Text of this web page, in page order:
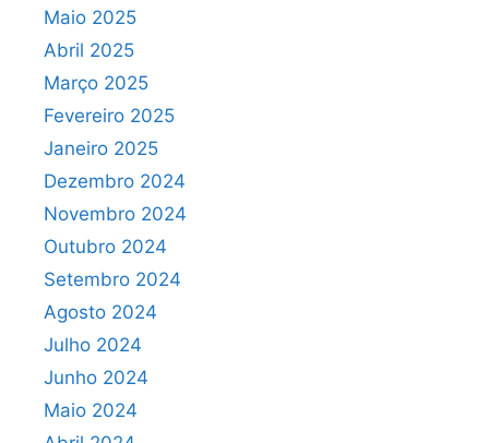
Maio 2025
Abril 2025
Março 2025
Fevereiro 2025
Janeiro 2025
Dezembro 2024
Novembro 2024
Outubro 2024
Setembro 2024
Agosto 2024
Julho 2024
Junho 2024
Maio 2024